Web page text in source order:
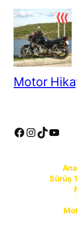
İçeriğe
Motor
Facebook InstagramTikTok YouTube
Sürüş